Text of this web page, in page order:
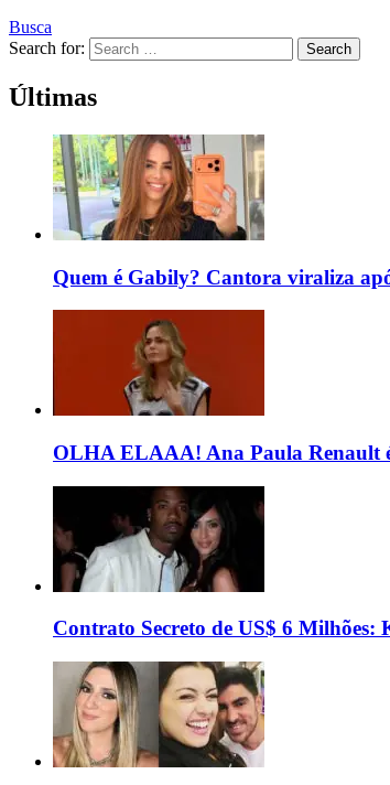
Busca
Search for:
Search
Últimas
Quem é Gabily? Cantora viraliza
OLHA ELAAA! Ana Paula Renault
Contrato Secreto de US$ 6